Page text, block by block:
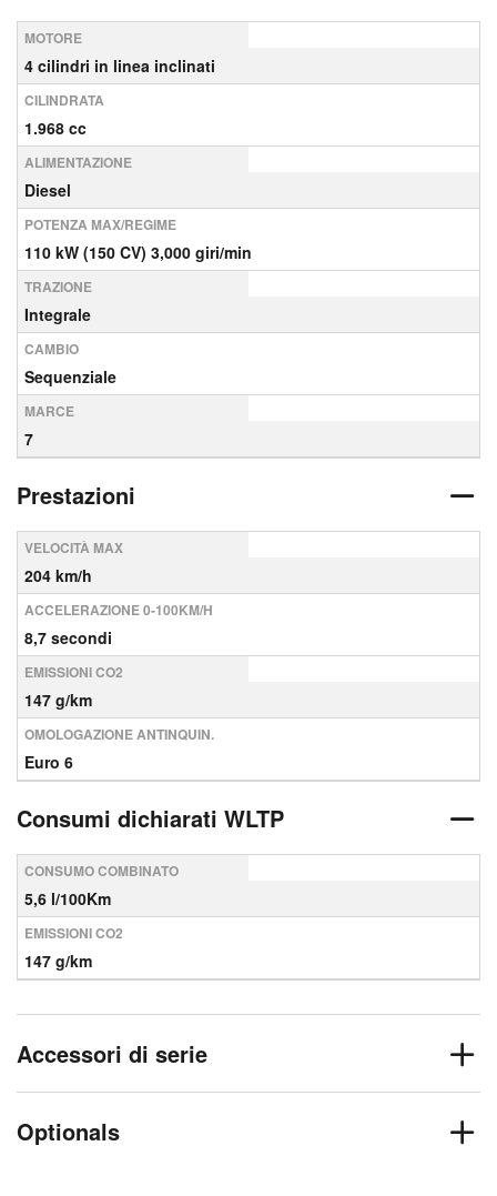
MOTORE
4 cilindri in linea inclinati
CILINDRATA
1.968 cc
ALIMENTAZIONE
Diesel
POTENZA MAX/REGIME
110 kW (150 CV) 3,000 giri/min
TRAZIONE
Integrale
CAMBIO
Sequenziale
MARCE
7
Prestazioni
VELOCITÀ MAX
204 km/h
ACCELERAZIONE 0-100KM/H
8,7 secondi
EMISSIONI CO2
147 g/km
OMOLOGAZIONE ANTINQUIN.
Euro 6
Consumi dichiarati WLTP
CONSUMO COMBINATO
5,6 l/100Km
EMISSIONI CO2
147 g/km
Accessori di serie
Optionals